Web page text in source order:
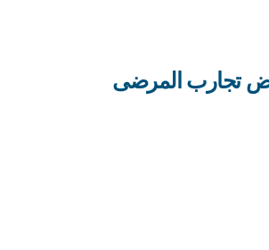
تجارب المرضى